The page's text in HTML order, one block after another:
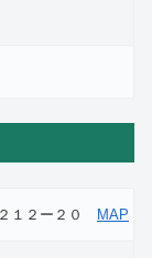
１２ー２０ MAP